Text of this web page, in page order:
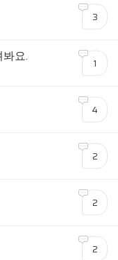
3
요. 1
4
2
2
2